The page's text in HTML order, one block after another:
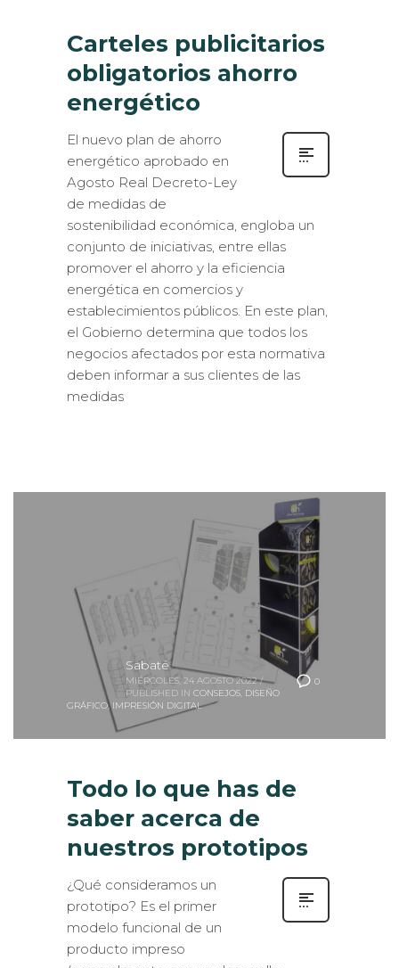
Carteles publicitarios
obligatorios ahorro
energético
energético aprobado en
Agosto Real Decreto-Ley
de medidas de
sostenibilidad económica, engloba un
conjunto de iniciativas, entre ellas
promover el ahorro y la eficiencia
energética en comercios y
establecimientos públicos. En este plan,
el Gobierno determina que todos los
negocios afectados por esta normativa
deben informar a sus clientes de las
medidas
Sabaté
MIÉRCOLES, 24 AGOSTO 2022
PUBLISHED IN CONSEJOS,DISEÑO
GRÁFICO
IMPRESIÓN DIGITAL
Todo lo que has de
saber acerca de
nuestros prototipos
prototipo? Es el primer
modelo funcional de un
producto impreso
(generalmente con un desarrollo